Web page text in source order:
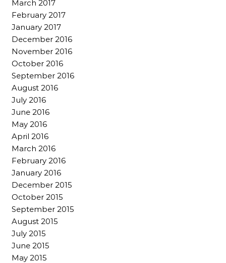
March 2017
February 2017
January 2017
December 2016
November 2016
October 2016
September 2016
August 2016
July 2016
June 2016
May 2016
April 2016
March 2016
February 2016
January 2016
December 2015
October 2015
September 2015
August 2015
July 2015
June 2015
May 2015